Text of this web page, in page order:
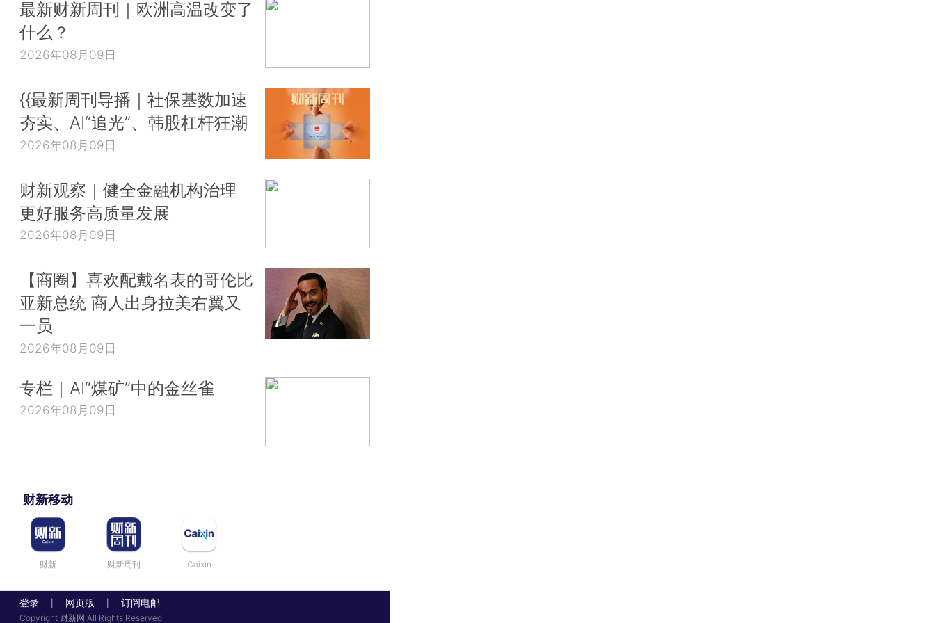
最新财新周刊｜欧洲高温改变了
什么？
2026年08月09日
{{最新周刊导播｜社保基数加速
夯实、AI“追光”、韩股杠杆狂潮
2026年08月09日
财新观察｜健全金融机构治理
更好服务高质量发展
2026年08月09日
【商圈】喜欢配戴名表的哥伦比
亚新总统 商人出身拉美右翼又
一员
2026年08月09日
专栏｜AI“煤矿”中的金丝雀
2026年08月09日
财新移动
财新 财新周刊 Caixin
登录 网页版 订阅电邮
Copyright 财新网 All Rights Reserved